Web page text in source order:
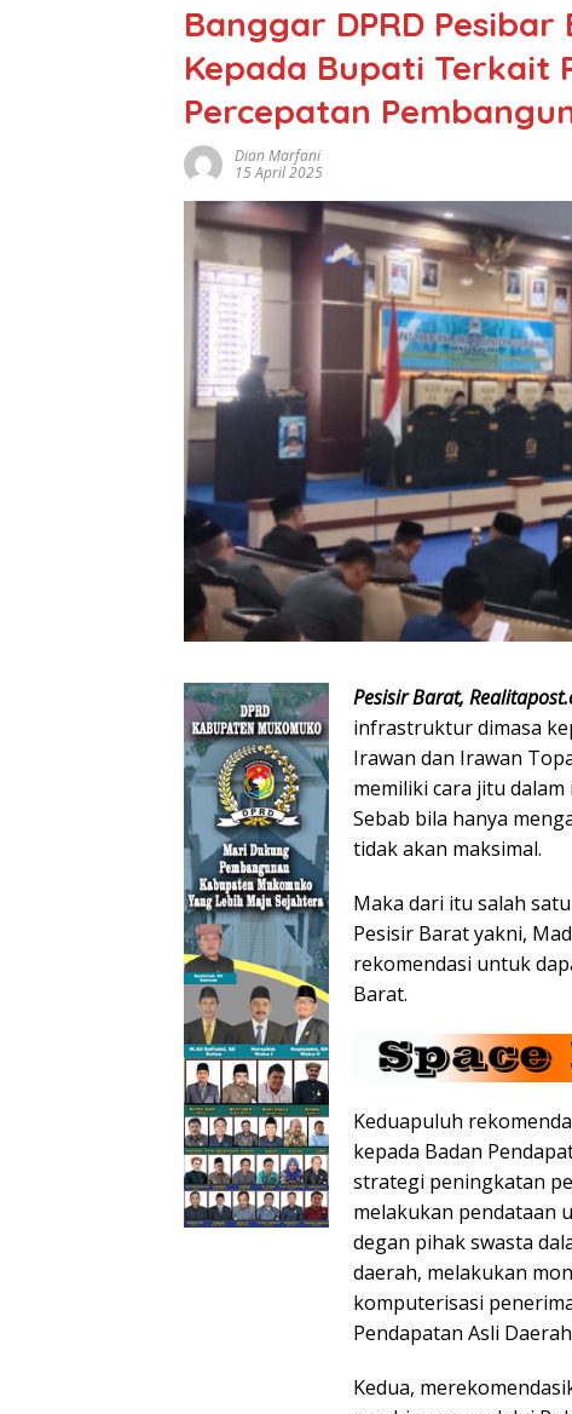
Banggar DPRD
Kepada Bupati Terkait
Percepatan
Dian Marfani
15 April 2025
Pesisir Barat,
infrastruktur dimasa
Irawan dan Irawan
memiliki cara jitu
Sebab bila hanya
tidak akan maksimal.
Maka dari itu salah
Pesisir Barat yakni,
rekomendasi untuk
Barat.
Keduapuluh
kepada Badan
strategi peningkatan
melakukan pendataan
degan pihak swasta
daerah, melakukan
komputerisasi
Pendapatan Asli
Kedua,